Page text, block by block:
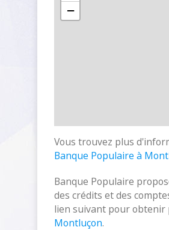
−
Vous trouvez plus
Banque Populaire à
Banque Populaire
des crédits et des
lien suivant pour obtenir
Montluçon.